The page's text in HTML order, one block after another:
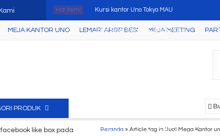
Hot Item! Kursi kantor Uno Tokyo MAU
Joint Table Uno UJT 2866 ( Maple )
Laci Dorong Uno UMP 4155 ( Cherry )
MEJA KANTOR UNO LEMARI ARSIP BESI MEJA MEETING
PRODUK
Beranda »Article tag in 'Jual Mega Kantor
like box pada